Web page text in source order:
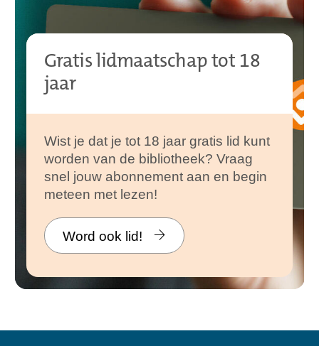
Gratis lidmaatschap tot 18
jaar
Wist je dat je tot 18 jaar gratis lid kunt
worden van de bibliotheek? Vraag
snel jouw abonnement aan en begin
meteen met lezen!
Word ook lid!